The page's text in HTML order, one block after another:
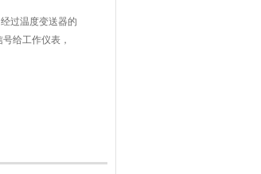
过温度变送器的
给工作仪表，